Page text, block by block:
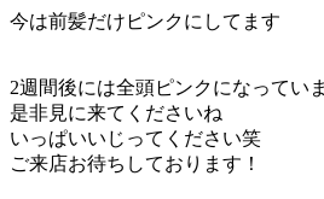
今は前髪だけピンクにしてます
2週間後には全頭ピンクになってい
是非見に来てくださいね
いっぱいいじってください笑
ご来店お待ちしております！